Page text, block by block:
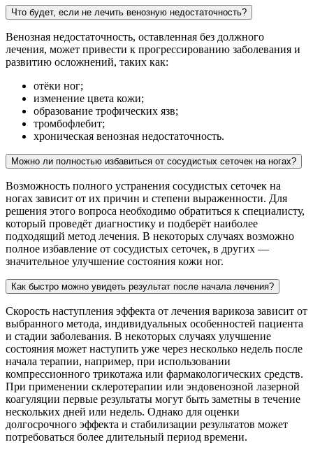
Что будет, если не лечить венозную недостаточность?
Венозная недостаточность, оставленная без должного
лечения, может привести к прогрессированию заболевания и
развитию осложнений, таких как:
отёки ног;
изменение цвета кожи;
образование трофических язв;
тромбофлебит;
хроническая венозная недостаточность.
Можно ли полностью избавиться от сосудистых сеточек на ногах?
Возможность полного устранения сосудистых сеточек на
ногах зависит от их причин и степени выраженности. Для
решения этого вопроса необходимо обратиться к специалисту,
который проведёт диагностику и подберёт наиболее
подходящий метод лечения. В некоторых случаях возможно
полное избавление от сосудистых сеточек, в других —
значительное улучшение состояния кожи ног.
Как быстро можно увидеть результат после начала лечения?
Скорость наступления эффекта от лечения варикоза зависит от
выбранного метода, индивидуальных особенностей пациента
и стадии заболевания. В некоторых случаях улучшение
состояния может наступить уже через несколько недель после
начала терапии, например, при использовании
компрессионного трикотажа или фармакологических средств.
При применении склеротерапии или эндовенозной лазерной
коагуляции первые результаты могут быть заметны в течение
нескольких дней или недель. Однако для оценки
долгосрочного эффекта и стабилизации результатов может
потребоваться более длительный период времени.